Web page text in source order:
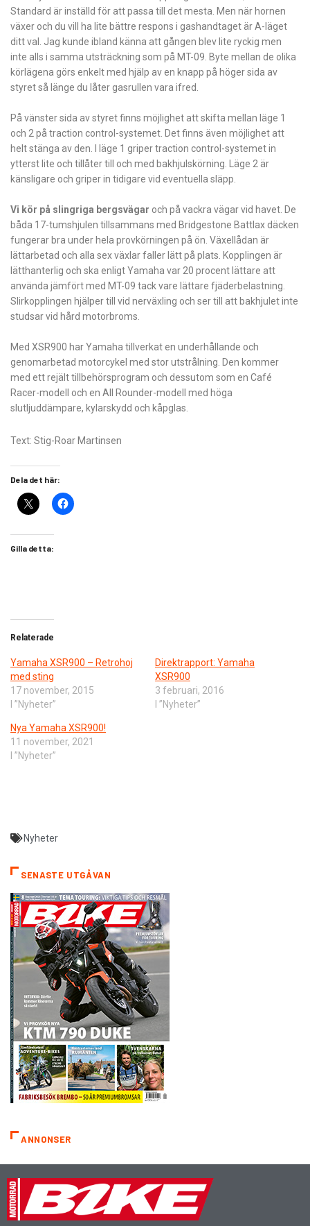
Standard är inställd för att passa till det mesta. Men när hornen
växer och du vill ha lite bättre respons i gashandtaget är A-läget
ditt val. Jag kunde ibland känna att gången blev lite ryckig men
inte alls i samma utsträckning som på MT-09. Byte mellan de olika
körlägena görs enkelt med hjälp av en knapp på höger sida av
styret så länge du låter gasrullen vara ifred.
På vänster sida av styret finns möjlighet att skifta mellan läge 1
och 2 på traction control-systemet. Det finns även möjlighet att
helt stänga av den. I läge 1 griper traction control-systemet in
ytterst lite och tillåter till och med bakhjulskörning. Läge 2 är
känsligare och griper in tidigare vid eventuella släpp.
Vi kör på slingriga bergsvägar och på vackra vägar vid havet. De
båda 17-tumshjulen tillsammans med Bridgestone Battlax däcken
fungerar bra under hela provkörningen på ön. Växellådan är
lättarbetad och alla sex växlar faller lätt på plats. Kopplingen är
lätthanterlig och ska enligt Yamaha var 20 procent lättare att
använda jämfört med MT-09 tack vare lättare fjäderbelastning.
Slirkopplingen hjälper till vid nerväxling och ser till att bakhjulet inte
studsar vid hård motorbroms.
Med XSR900 har Yamaha tillverkat en underhållande och
genomarbetad motorcykel med stor utstrålning. Den kommer
med ett rejält tillbehörsprogram och dessutom som en Café
Racer-modell och en All Rounder-modell med höga
slutljuddämpare, kylarskydd och kåpglas.
Text: Stig-Roar Martinsen
Dela det här:
Gilla detta:
Relaterade
​Yamaha XSR900 ­– Retrohoj
med sting
17 november, 2015
I ”Nyheter”
Direktrapport: Yamaha
XSR900
3 februari, 2016
I ”Nyheter”
Nya Yamaha XSR900!
11 november, 2021
I ”Nyheter”
Nyheter
SENASTE UTGÅVAN
ANNONSER